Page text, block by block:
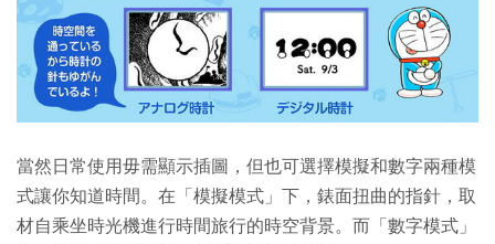
當然日常使用毋需顯示插圖，但也可選擇模擬和數字兩種模
式讓你知道時間。在「模擬模式」下，錶面扭曲的指針，取
材自乘坐時光機進行時間旅行的時空背景。而「數字模式」